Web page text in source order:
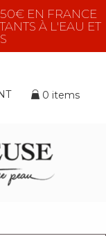
EN FRANCE
À L'EAU ET
0 items